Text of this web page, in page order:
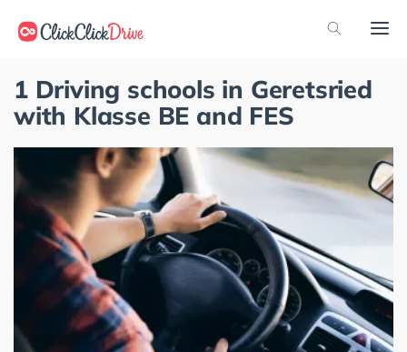
1 Driving schools in Geretsried
with Klasse BE and FES